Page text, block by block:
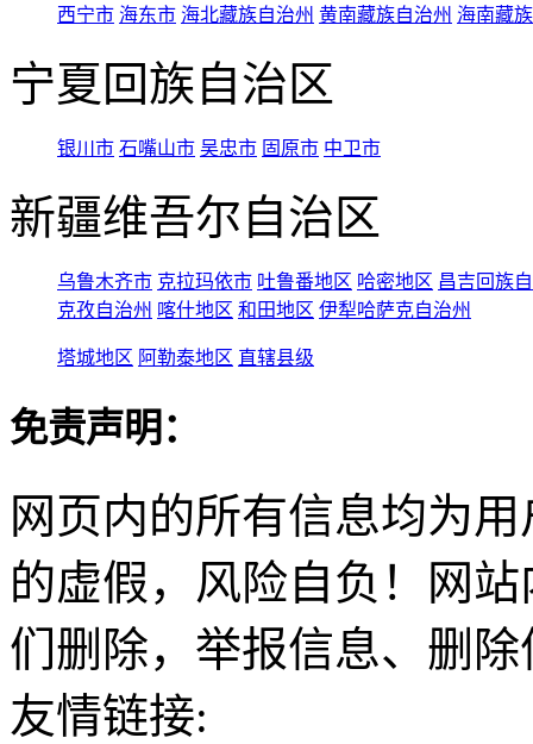
西宁市 海东市 海北藏族自治州 黄南藏族自治州 海南藏
宁夏回族自治区
银川市 石嘴山市 吴忠市 固原市 中卫市
新疆维吾尔自治区
乌鲁木齐市 克拉玛依市 吐鲁番地区 哈密地区 昌吉回族
克孜自治州 喀什地区 和田地区 伊犁哈萨克自治州
塔城地区 阿勒泰地区 直辖县级
免责声明：
网页内的所有信息均为
的虚假，风险自负！网
们删除，举报信息、删
友情链接: